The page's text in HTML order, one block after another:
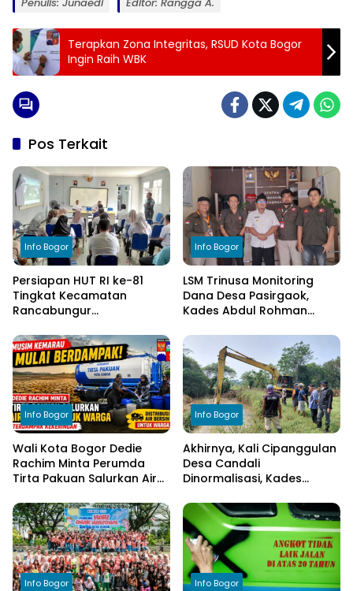
Terapkan Zona Integritas, RSUD Kota Bogor
Ingin Raih WBK
Pos Terkait
Info Bogor
Persiapan HUT RI ke-81
Tingkat Kecamatan
Rancabungur
Cimulang, Libatkan Seluruh
Elemen Masyarakat
Info Bogor
LSM Trinusa Monitoring
Dana Desa Pasirgaok,
Kades Abdul Rohman
Transparansi Pengelolaan
Anggaran
Info Bogor
Wali Kota Bogor Dedie
Rachim Minta Perumda
Tirta Pakuan Salurkan Air
Terdampak Kekeringan
Info Bogor
Akhirnya, Kali Cipanggulan
Desa Candali
Dinormalisasi, Kades
kepada Bupati Bogor
Info Bogor Info Bogor